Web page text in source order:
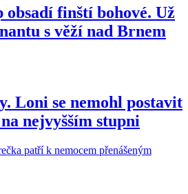
finští bohové. Už
s věží nad Brnem
Loni se nemohl postavit
nejvyšším stupni